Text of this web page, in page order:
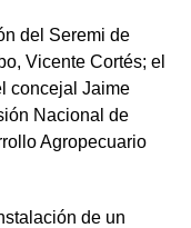
del Seremi de
Vicente Cortés; el
concejal Jaime
Nacional de
Agropecuario
de un